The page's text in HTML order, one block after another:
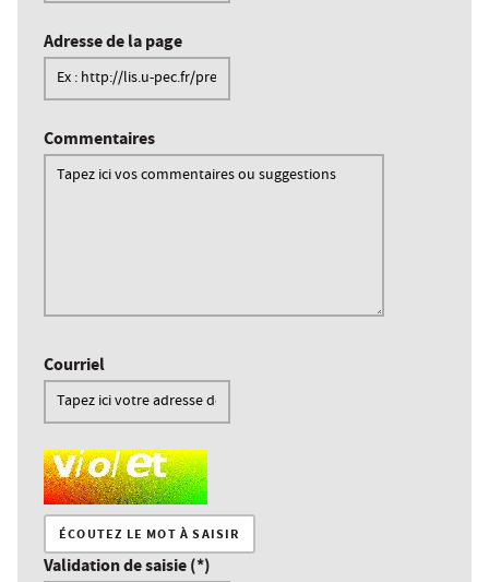
Adresse de la page
Commentaires
Courriel
Champ pour les robots. Si vous êtes humains, merci de le
ÉCOUTEZ LE MOT À SAISIR
Validation de saisie (*)